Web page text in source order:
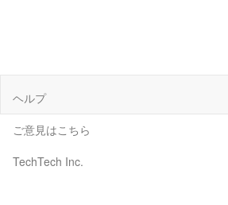
ヘルプ
ご意見はこちら
TechTech Inc.